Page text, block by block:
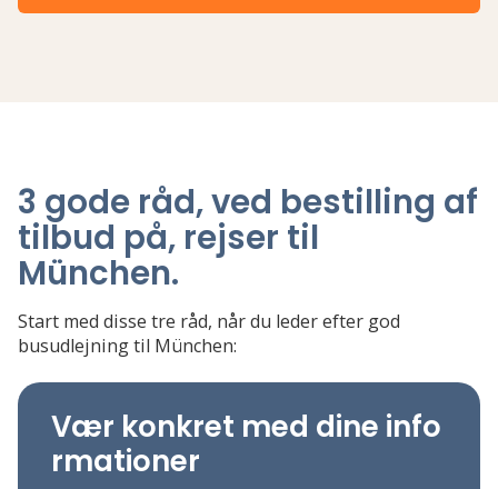
3 gode råd, ved bestilling af
tilbud på, rejser til
München.
Start med disse tre råd, når du leder efter god
busudlejning til München:
Vær konkret med dine info
rmationer